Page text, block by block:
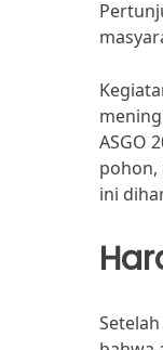
ASGO
pohon,
ini